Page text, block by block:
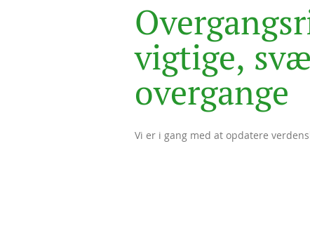
Overgangsr
vigtige, svæ
overgange
Vi er i gang med at opdatere